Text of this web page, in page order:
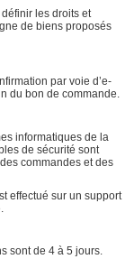
les droits et
de biens proposés
par voie d’e-
du bon de commande.
informatiques de la
de sécurité sont
commandes et des
effectué sur un support
sont de 4 à 5 jours.